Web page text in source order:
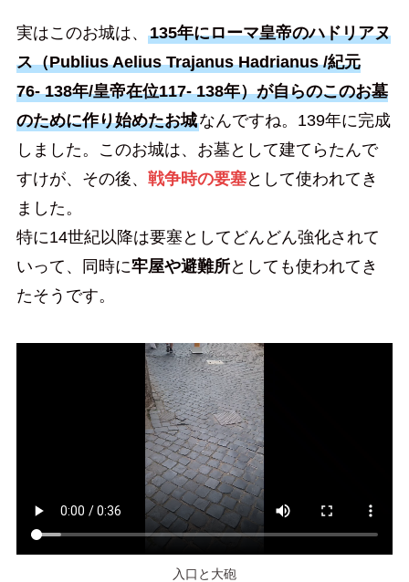
実はこのお城は、 135年にローマ皇帝のハドリアヌ
ス（Publius Aelius Trajanus Hadrianus /紀元
76- 138年/皇帝在位117- 138年）が自らのこのお墓
のために作り始めたお城なんですね。139年に完成
しました。このお城は、お墓として建てらたんで
すけが、その後、 戦争時の要塞として使われてき
ました。
特に14世紀以降は要塞としてどんどん強化されて
いって、同時に牢屋や避難所としても使われてき
たそうです。
入口と大砲